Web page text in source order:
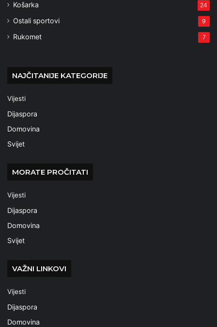
Košarka 24
Ostali sportovi 9
Rukomet 7
NAJČITANIJE KATEGORIJE
Vijesti
Dijaspora
Domovina
Svijet
MORATE PROČITATI
Vijesti
Dijaspora
Domovina
Svijet
VAŽNI LINKOVI
Vijesti
Dijaspora
Domovina